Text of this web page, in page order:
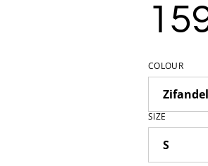
COLOUR
SIZE